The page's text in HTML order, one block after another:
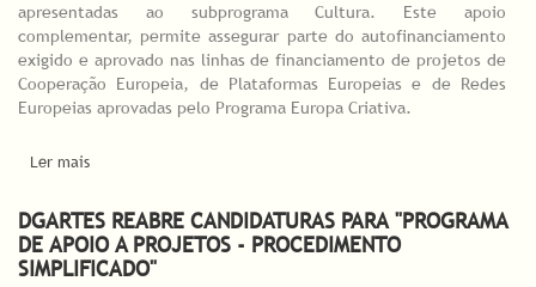
apresentadas ao subprograma Cultura. Este apoio
complementar, permite assegurar parte do autofinanciamento
exigido e aprovado nas linhas de financiamento de projetos de
Cooperação Europeia, de Plataformas Europeias e de Redes
Europeias aprovadas pelo Programa Europa Criativa.
Ler mais
Criativa
DGARTES REABRE CANDIDATURAS PARA "PROGRAMA
DE APOIO A PROJETOS - PROCEDIMENTO
SIMPLIFICADO"